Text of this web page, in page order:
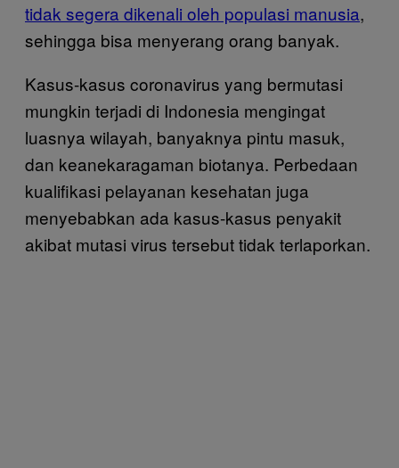
tidak segera dikenali oleh populasi manusia,
sehingga bisa menyerang orang banyak.
Kasus-kasus coronavirus yang bermutasi
mungkin terjadi di Indonesia mengingat
luasnya wilayah, banyaknya pintu masuk,
dan keanekaragaman biotanya. Perbedaan
kualifikasi pelayanan kesehatan juga
menyebabkan ada kasus-kasus penyakit
akibat mutasi virus tersebut tidak terlaporkan.